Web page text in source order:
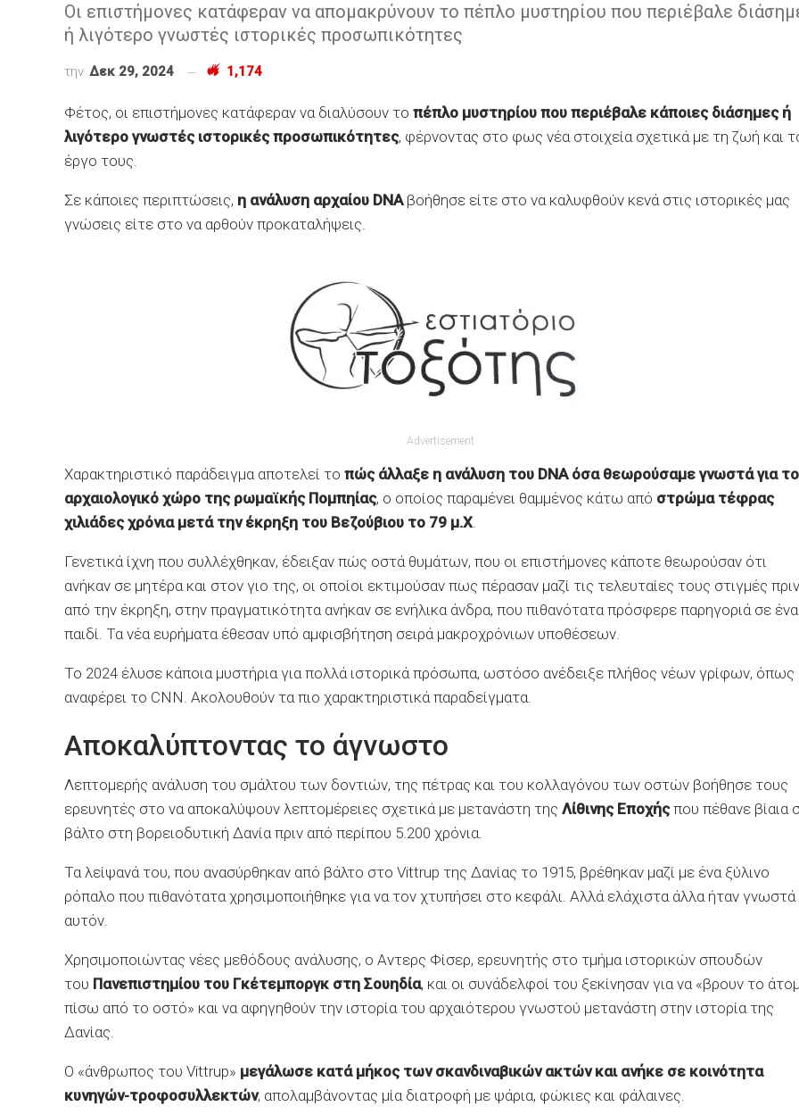
Οι επιστήμονες κατάφεραν να απομακρύνουν το πέπλο μυστηρίου που περιέβαλε
ή λιγότερο γνωστές ιστορικές προσωπικότητες
την Δεκ 29, 2024 1,174
Φέτος, οι επιστήμονες κατάφεραν να διαλύσουν το πέπλο μυστηρίου που περιέβαλε κάποιες διάσημες ή
λιγότερο γνωστές ιστορικές προσωπικότητες, φέρνοντας στο φως νέα στοιχεία σχετικά με τη ζωή και
έργο τους.
Σε κάποιες περιπτώσεις, η ανάλυση αρχαίου DNAβοήθησε είτε στο να καλυφθούν κενά στις ιστορικές μας
γνώσεις είτε στο να αρθούν προκαταλήψεις.
Advertisement
Χαρακτηριστικό παράδειγμα αποτελεί το πώς άλλαξε η ανάλυση του DNA όσα θεωρούσαμε γνωστά για
αρχαιολογικό χώρο της ρωμαϊκής Πομπηίας, ο οποίος παραμένει θαμμένος κάτω από στρώμα τέφρας
χιλιάδες χρόνια μετά την έκρηξη του Βεζούβιου το 79 μ.Χ.
Γενετικά ίχνη που συλλέχθηκαν, έδειξαν πώς οστά θυμάτων, που οι επιστήμονες κάποτε θεωρούσαν ότι
ανήκαν σε μητέρα και στον γιο της, οι οποίοι εκτιμούσαν πως πέρασαν μαζί τις τελευταίες τους στιγμές πριν
από την έκρηξη, στην πραγματικότητα ανήκαν σε ενήλικα άνδρα, που πιθανότατα πρόσφερε παρηγοριά σε ένα
παιδί. Τα νέα ευρήματα έθεσαν υπό αμφισβήτηση σειρά μακροχρόνιων υποθέσεων.
Το 2024 έλυσε κάποια μυστήρια για πολλά ιστορικά πρόσωπα, ωστόσο ανέδειξε πλήθος νέων γρίφων, όπως
αναφέρει το CNN. Ακολουθούν τα πιο χαρακτηριστικά παραδείγματα.
Αποκαλύπτοντας το άγνωστο
Λεπτομερής ανάλυση του σμάλτου των δοντιών, της πέτρας και του κολλαγόνου των οστών βοήθησε τους
ερευνητές στο να αποκαλύψουν λεπτομέρειες σχετικά με μετανάστη της Λίθινης Εποχήςπου πέθανε βίαια
βάλτο στη βορειοδυτική Δανία πριν από περίπου 5.200 χρόνια.
Τα λείψανά του, που ανασύρθηκαν από βάλτο στο Vittrup της Δανίας το 1915, βρέθηκαν μαζί με ένα ξύλινο
ρόπαλο που πιθανότατα χρησιμοποιήθηκε για να τον χτυπήσει στο κεφάλι. Αλλά ελάχιστα άλλα ήταν γνωστά
αυτόν.
Χρησιμοποιώντας νέες μεθόδους ανάλυσης, ο Αντερς Φίσερ, ερευνητής στο τμήμα ιστορικών σπουδών
του Πανεπιστημίου του Γκέτεμποργκ στη Σουηδία, και οι συνάδελφοί του ξεκίνησαν για να «βρουν το
πίσω από το οστό» και να αφηγηθούν την ιστορία του αρχαιότερου γνωστού μετανάστη στην ιστορία της
Δανίας.
Ο «άνθρωπος του Vittrup» μεγάλωσε κατά μήκος των σκανδιναβικών ακτών και ανήκε σε κοινότητα
κυνηγών-τροφοσυλλεκτών, απολαμβάνοντας μία διατροφή με ψάρια, φώκιες και φάλαινες.